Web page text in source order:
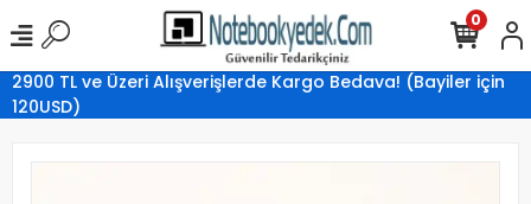
2900 TL ve Üzeri Alışverişlerde Kargo Bedava! (Bayiler için
120USD)
0